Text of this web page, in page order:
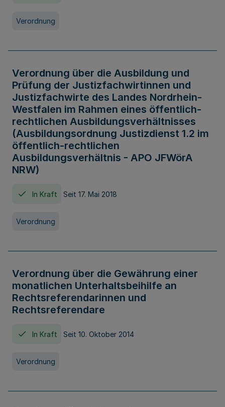
Verordnung
Verordnung über die Ausbildung und
Prüfung der Justizfachwirtinnen und
Justizfachwirte des Landes Nordrhein-
Westfalen im Rahmen eines öffentlich-
rechtlichen Ausbildungsverhältnisses
(Ausbildungsordnung Justizdienst 1.2 im
öffentlich-rechtlichen
Ausbildungsverhältnis - APO JFWörA
NRW)
In Kraft Seit 17. Mai 2018
Verordnung
Verordnung über die Gewährung einer
monatlichen Unterhaltsbeihilfe an
Rechtsreferendarinnen und
Rechtsreferendare
In Kraft Seit 10. Oktober 2014
Verordnung